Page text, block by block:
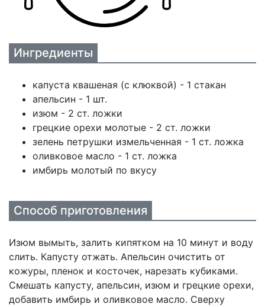
Ингредиенты
капуста квашеная (с клюквой) - 1 стакан
апельсин - 1 шт.
изюм - 2 ст. ложки
грецкие орехи молотые - 2 ст. ложки
зелень петрушки измельченная - 1 ст. ложка
оливковое масло - 1 ст. ложка
имбирь молотый по вкусу
Способ приготовления
Изюм вымыть, залить кипятком на 10 минут и воду
слить. Капусту отжать. Апельсин очистить от
кожуры, пленок и косточек, нарезать кубиками.
Смешать капусту, апельсин, изюм и грецкие орехи,
добавить имбирь и оливковое масло. Сверху